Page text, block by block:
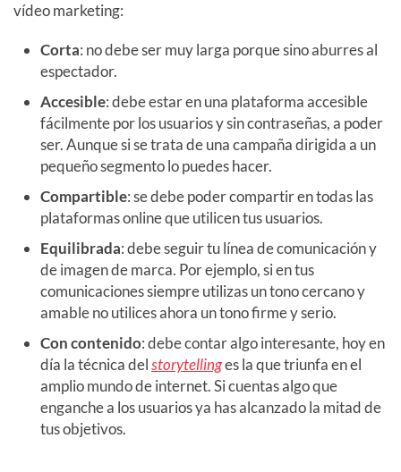
vídeo marketing:
Corta: no debe ser muy larga porque sino aburres al
espectador.
Accesible: debe estar en una plataforma accesible
fácilmente por los usuarios y sin contraseñas, a poder
ser. Aunque si se trata de una campaña dirigida a un
pequeño segmento lo puedes hacer.
Compartible: se debe poder compartir en todas las
plataformas online que utilicen tus usuarios.
Equilibrada: debe seguir tu línea de comunicación y
de imagen de marca. Por ejemplo, si en tus
comunicaciones siempre utilizas un tono cercano y
amable no utilices ahora un tono firme y serio.
Con contenido: debe contar algo interesante, hoy en
día la técnica delstorytellinges la que triunfa en el
amplio mundo de internet. Si cuentas algo que
enganche a los usuarios ya has alcanzado la mitad de
tus objetivos.